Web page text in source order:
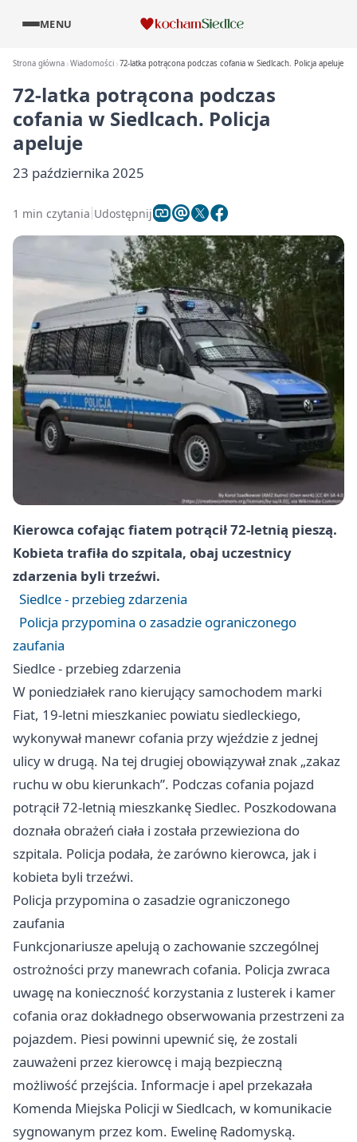
MENU
Strona główna Wiadomości 72-latka potrącona podczas cofania w Siedlcach. Policja apeluje
72-latka potrącona podczas
cofania w Siedlcach. Policja
apeluje
23 października 2025
1 min czytania Udostępnij
Kierowca cofając fiatem potrącił 72-letnią pieszą.
Kobieta trafiła do szpitala, obaj uczestnicy
zdarzenia byli trzeźwi.
Siedlce - przebieg zdarzenia
Policja przypomina o zasadzie ograniczonego
zaufania
Siedlce - przebieg zdarzenia
W poniedziałek rano kierujący samochodem marki
Fiat, 19-letni mieszkaniec powiatu siedleckiego,
wykonywał manewr cofania przy wjeździe z jednej
ulicy w drugą. Na tej drugiej obowiązywał znak „zakaz
ruchu w obu kierunkach”. Podczas cofania pojazd
potrącił 72-letnią mieszkankę Siedlec. Poszkodowana
doznała obrażeń ciała i została przewieziona do
szpitala. Policja podała, że zarówno kierowca, jak i
kobieta byli trzeźwi.
Policja przypomina o zasadzie ograniczonego
zaufania
Funkcjonariusze apelują o zachowanie szczególnej
ostrożności przy manewrach cofania. Policja zwraca
uwagę na konieczność korzystania z lusterek i kamer
cofania oraz dokładnego obserwowania przestrzeni za
pojazdem. Piesi powinni upewnić się, że zostali
zauważeni przez kierowcę i mają bezpieczną
możliwość przejścia. Informacje i apel przekazała
Komenda Miejska Policji w Siedlcach, w komunikacie
sygnowanym przez kom. Ewelinę Radomyską.